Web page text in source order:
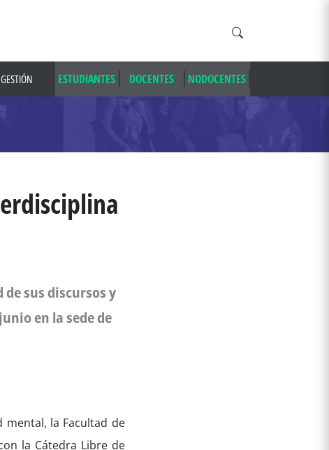
GESTIÓN ESTUDIANTES DOCENTES NODOCENTES
sus discursos y
en la sede de
la Facultad de
la Cátedra Libre de